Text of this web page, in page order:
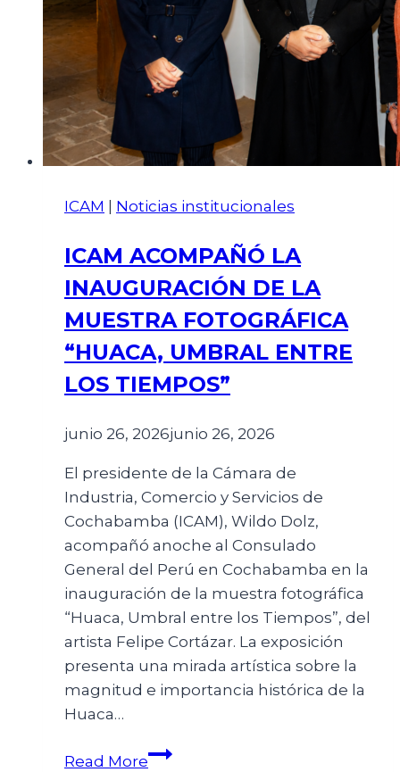
ICAM Noticias institucionales
ICAM ACOMPAÑÓ LA
INAUGURACIÓN DE LA
MUESTRA FOTOGRÁFICA
“HUACA, UMBRAL ENTRE
LOS TIEMPOS”
junio 26, 2026junio 26, 2026
El presidente de la Cámara de
Industria, Comercio y Servicios de
Cochabamba (ICAM), Wildo Dolz,
acompañó anoche al Consulado
General del Perú en Cochabamba en la
inauguración de la muestra fotográfica
“Huaca, Umbral entre los Tiempos”, del
artista Felipe Cortázar. La exposición
presenta una mirada artística sobre la
magnitud e importancia histórica de la
Huaca…
Read More